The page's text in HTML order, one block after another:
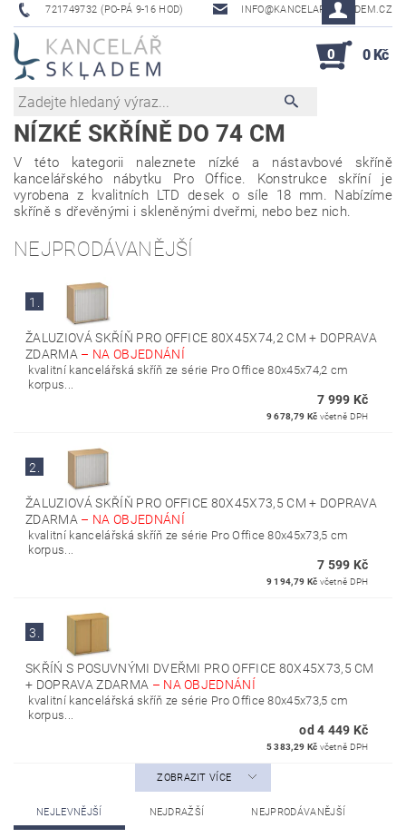
721749732 (PO-PÁ 9-16 HOD) INFO@KANCELAR-SKLADEM.CZ
0 0 Kč
NÍZKÉ SKŘÍNĚ DO 74 CM
V této kategorii naleznete nízké a nástavbové skříně
kancelářského nábytku Pro Office. Konstrukce skříní je
vyrobena z kvalitních LTD desek o síle 18 mm. Nabízíme
skříně s dřevěnými i skleněnými dveřmi, nebo bez nich.
NEJPRODÁVANĚJŠÍ
1.
ŽALUZIOVÁ SKŘÍŇ PRO OFFICE 80X45X74,2 CM + DOPRAVA
ZDARMA – NA OBJEDNÁNÍ
kvalitní kancelářská skříň ze série Pro Office 80x45x74,2 cm
korpus...
7 999 Kč
9 678,79 Kč včetně DPH
2.
ŽALUZIOVÁ SKŘÍŇ PRO OFFICE 80X45X73,5 CM + DOPRAVA
ZDARMA – NA OBJEDNÁNÍ
kvalitní kancelářská skříň ze série Pro Office 80x45x73,5 cm
korpus...
7 599 Kč
9 194,79 Kč včetně DPH
3.
SKŘÍŃ S POSUVNÝMI DVEŘMI PRO OFFICE 80X45X73,5 CM
+ DOPRAVA ZDARMA – NA OBJEDNÁNÍ
kvalitní kancelářská skříň ze série Pro Office 80x45x73,5 cm
korpus...
od 4 449 Kč
5 383,29 Kč včetně DPH
ZOBRAZIT VÍCE
NEJLEVNĚJŠÍ NEJDRAŽŠÍ NEJPRODÁVANĚJŠÍ